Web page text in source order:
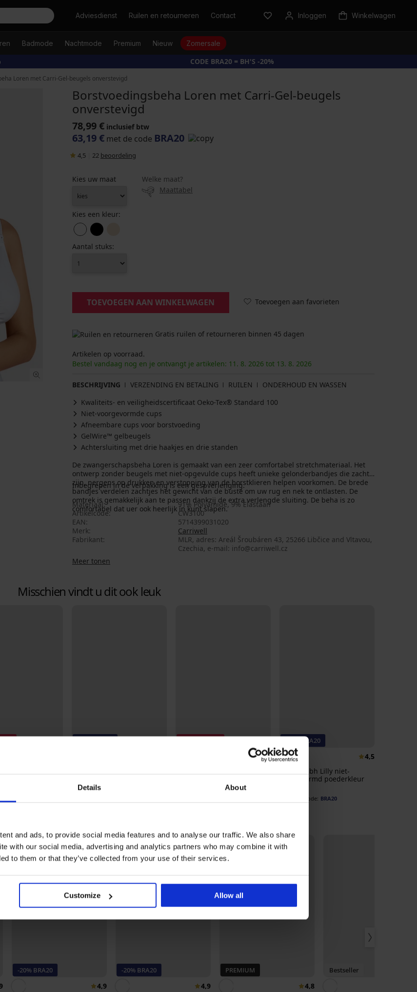
Details About
and ads, to provide social media features and to analyse our traffic. We also share
with our social media, advertising and analytics partners who may combine it with
to them or that they’ve collected from your use of their services.
Customize Allow all
ZoekenAdviesdienst Ruilen en retourneren Contact Inloggen Winkelwagen
Badmode Nachtmode Premium Nieuw Zomersale
CODE BRA20 = BH'S -20%
Loren met Carri-Gel-beugels onverstevigd
Borstvoedingsbeha Loren met Carri-Gel-beugels
onverstevigd
78,99 € inclusief btw
63,19 € met de code BRA20
4,5 22 beoordeling
Kies uw maat
Welke maat?
Maattabel
Kies een kleur:
Aantal stuks:
TOEVOEGEN AAN WINKELWAGEN Toevoegen aan favorieten
Gratis ruilen of retourneren binnen 45 dagen
Artikelen op voorraad.
Bestel vandaag nog en je ontvangt je artikelen: 11. 8. 2026 tot 13. 8. 2026
BESCHRIJVING VERZENDING EN BETALING RUILEN
ONDERHOUD EN WASSEN
Kwaliteits- en veiligheidscertificaat Oeko-Tex® Standard 100
Niet-voorgevormde cups
Afneembare cups voor borstvoeding
GelWire™ gelbeugels
Achtersluiting met drie haakjes en drie standen
De zwangerschapsbeha Loren is gemaakt van een zeer comfortabel stretchmateriaal. Het
ontwerp zonder beugels met niet-opgevulde cups heeft unieke gelonderbandjes die zacht
zijn, nergens op drukken en verstopping van de borstklieren helpen voorkomen. De brede
bandjes verdelen zachtjes het gewicht van de buste om uw rug en nek te ontlasten. De
omtrek is gemakkelijk aan te passen dankzij de extra verlengde sluiting. De beha is zo
comfortabel dat uer ook heerlijk in kunt slapen.
Inbegrepen in de verpakking is een gespverlenging.
Materiaal
91% Polyamide, 9% Elastaan
Artikelcode
CW3100
EAN
5714399031020
Merk
Carriwell
Fabrikant
MLR, adres: Areál Šroubáren 43, 25266 Libčice and Vltavou,
Czechia, e-mail: info@carriwell.cz
Meer tonen
Misschien vindt u dit ook leuk
50,99 €
4,8
-20% BRA20
4,5
Voedingsbh Lilly niet-
voorgevormd poederkleur
code: BRA20
-20% BRA20
4,9
-20% BRA20
4,9
PREMIUM
4,8
Bestseller